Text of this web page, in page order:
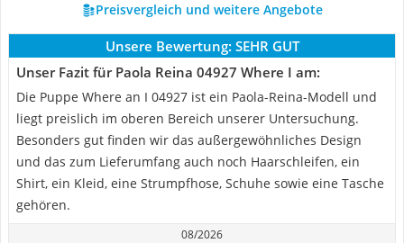
Preisvergleich und weitere Angebote
Unsere Bewertung: SEHR GUT
Unser Fazit für Paola Reina 04927 Where I am:
Die Puppe Where an I 04927 ist ein Paola-Reina-Modell und
liegt preislich im oberen Bereich unserer Untersuchung.
Besonders gut finden wir das außergewöhnliches Design
und das zum Lieferumfang auch noch Haarschleifen, ein
Shirt, ein Kleid, eine Strumpfhose, Schuhe sowie eine Tasche
gehören.
08/2026